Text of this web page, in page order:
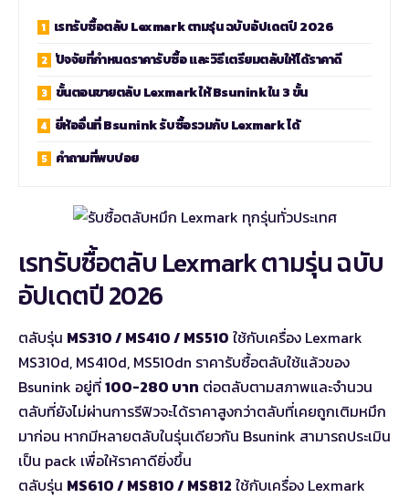
เรทรับซื้อตลับ Lexmark ตามรุ่น ฉบับอัปเดตปี 2026
ปัจจัยที่กำหนดราคารับซื้อ และวิธีเตรียมตลับให้ได้ราคาดี
ขั้นตอนขายตลับ Lexmark ให้ Bsunink ใน 3 ขั้น
ยี่ห้ออื่นที่ Bsunink รับซื้อรวมกับ Lexmark ได้
คำถามที่พบบ่อย
เรทรับซื้อตลับ Lexmark ตามรุ่น ฉบับ
อัปเดตปี 2026
ตลับรุ่น MS310 / MS410 / MS510 ใช้กับเครื่อง Lexmark
MS310d, MS410d, MS510dn ราคารับซื้อตลับใช้แล้วของ
Bsunink อยู่ที่100-280 บาท ต่อตลับตามสภาพและจำนวน
ตลับที่ยังไม่ผ่านการรีฟิวจะได้ราคาสูงกว่าตลับที่เคยถูกเติมหมึก
มาก่อน หากมีหลายตลับในรุ่นเดียวกัน Bsunink สามารถประเมิน
เป็น pack เพื่อให้ราคาดียิ่งขึ้น
ตลับรุ่น MS610 / MS810 / MS812 ใช้กับเครื่อง Lexmark